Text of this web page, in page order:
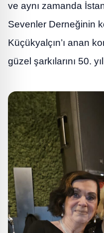
ve aynı zamanda
Sevenler Derneğinin
Küçükyalçın’ı anan
güzel şarkılarını 50.